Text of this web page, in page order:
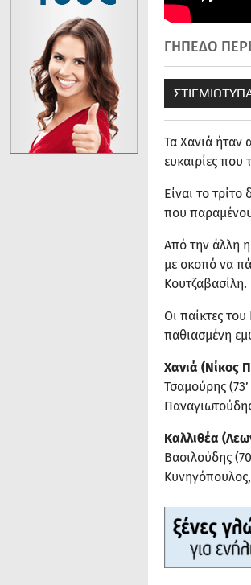
ΓΗΠΕΔΟ
Τα Χανιά ήταν
ευκαιρίες
Είναι το
που
Από την άλλη η
με σκοπό να
Κουτζαβασίλη.
Οι παίκτες
παθιασμένη
Χανιά (Νίκος
Τσαμούρης
Καλλιθέα
Βασιλούδης